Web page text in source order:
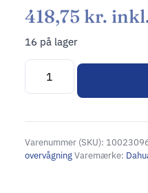
418,75 kr.
16 på lager
Alternative:
Varenummer (SKU):
overvågningVaremærke: